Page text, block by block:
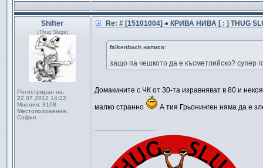
Shifter
(Thug Slugs)
Регистриран на:
22.07.2012 14:22
Мнения: 3108
Местоположение:
София
Re: # [15101004] ● КРИВА НИВА [ : ] THUG
falkenbach написа:
защо па чешкото да е късметлийско? супер
Домакините с ЧК от 30-та изравняват в 80 и
малко странно А тия Грьонинген няма да е